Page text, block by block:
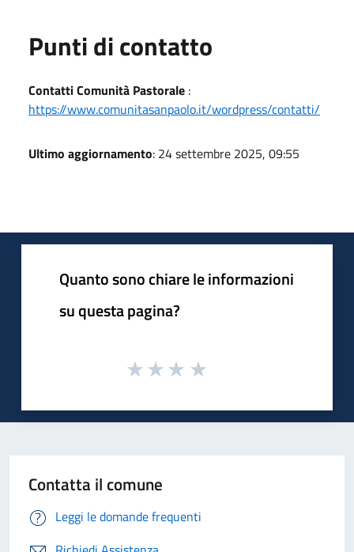
Punti di contatto
Contatti Comunità Pastorale :
https://www.comunitasanpaolo.it/wordpress/contatti/
Ultimo aggiornamento: 24 settembre 2025, 09:55
Quanto sono chiare le informazioni
su questa pagina?
Contatta il comune
Leggi le domande frequenti